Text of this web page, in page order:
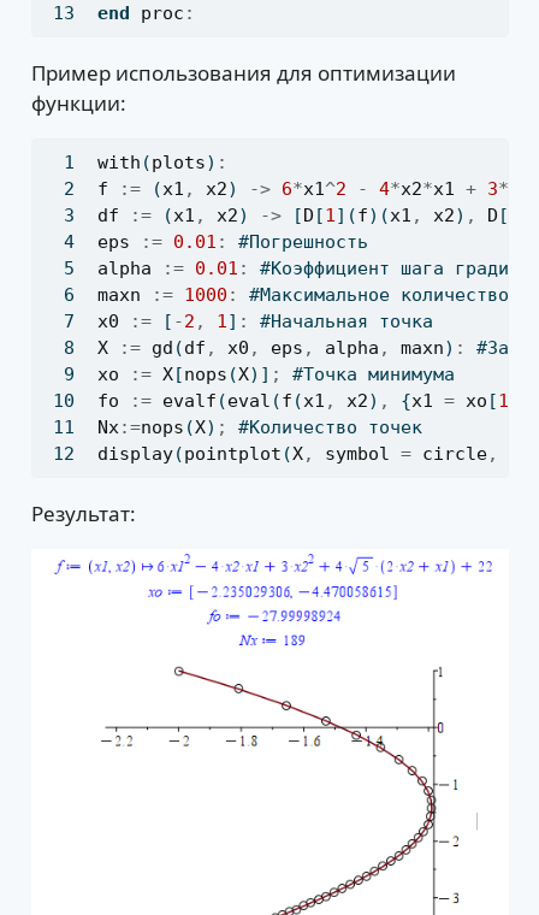
end proc :
Пример использования для оптимизации
функции:
with (plots) :
f
:= (x1 , x2) -> 6*x1^2 - 4*x2*x1 + 3*
df
:= (x1 , x2) -> [D [1](f)(x1 , x2) , D [
eps
:= 0.01 :
#Погрешность
alpha
:= 0.01 :
#Коэффициент шага
maxn
:= 1000 :
#Максимальное количество
x0
:= [ -2 , 1] :
#Начальная точка
X
:= gd (df , x0 , eps , alpha , maxn) :
xo
:= X[nops (X)] ;
#Точка минимума
fo
:= evalf (eval (f (x1 , x2) , {x1 = xo [1
Nx:=nops (X) ;
#Количество точек
display(pointplot (X, symbol = circle,
Результат: